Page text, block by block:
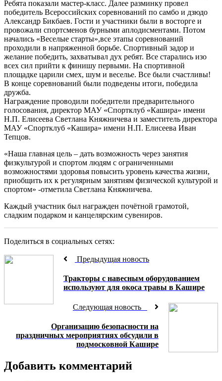
Ребята показали мастер-класс. Далее разминку провел
победитель Всероссийских соревнований по самбо и дзюдо
Александр Бикбаев. Гости и участники были в восторге и
провожали спортсменов бурными аплодисментами. Потом
начались «Веселые старты»,все этапы соревнований
проходили в напряженной борьбе. Спортивный задор и
желание победить, захватывал дух ребят. Все старались изо
всех сил прийти к финишу первыми. На спортивной
площадке царили смех, шум и веселье. Все были счастливы!
В конце соревнований были подведены итоги, победила
дружба.
Награждение проводили победители предварительного
голосования, директор МАУ «Спортклуб «Кашира» имени
Н.П. Елисеева Светлана Княжничева и заместитель директора
МАУ «Спортклуб «Кашира» имени Н.П. Елисеева Иван
Тепцов.
«Наша главная цель – дать возможность через занятия
физкультурой и спортом людям с ограниченными
возможностями здоровья повысить уровень качества жизни,
приобщить их к регулярным занятиям физической культурой и
спортом» -отметила Светлана Княжничева.
Каждый участник был награжден почётной грамотой,
сладким подарком и канцелярским сувениров.
Поделиться в социальных сетях:
Предыдущая новость
Тракторы с навесным оборудованием
используют для окоса травы в Кашире
Следующая новость
Организацию безопасности на
праздничных мероприятиях обсудили в
подмосковной Кашире
Добавить комментарий